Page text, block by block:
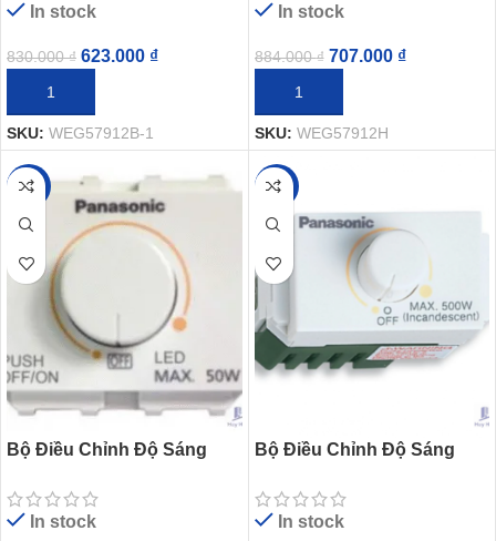
In stock
830.000₫ 623.000 ₫
THÊM VÀO GIỎ HÀNG
SKU: WEG57912B-1
In stock
884.000₫ 707.000 ₫
THÊM VÀO GIỎ HÀNG
SKU: WEG57912H
-20%
Bộ Điều Chỉnh Độ Sáng
WEG57912SW Dòng Wide
In stock
-20%
Bộ Điều Chỉnh Độ Sáng
WEG575151SW Dòng Wide
In stock